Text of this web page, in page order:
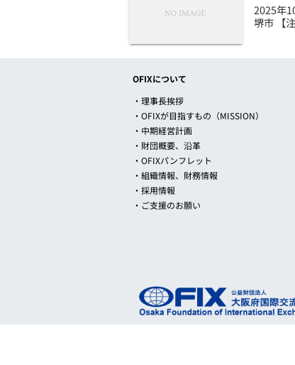
2025年
堺市 【
OFIXについて
・理事長挨拶
・OFIXが目指すもの（MISSION）
・中期経営計画
・財団概要、沿革
・OFIXパンフレット
・組織情報、財務情報
・採用情報
・ご支援のお願い